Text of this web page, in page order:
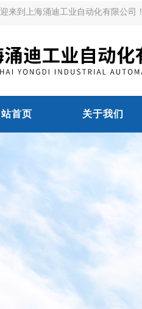
来到上海涌迪工业自动化有限公司！
站首页 关于我们